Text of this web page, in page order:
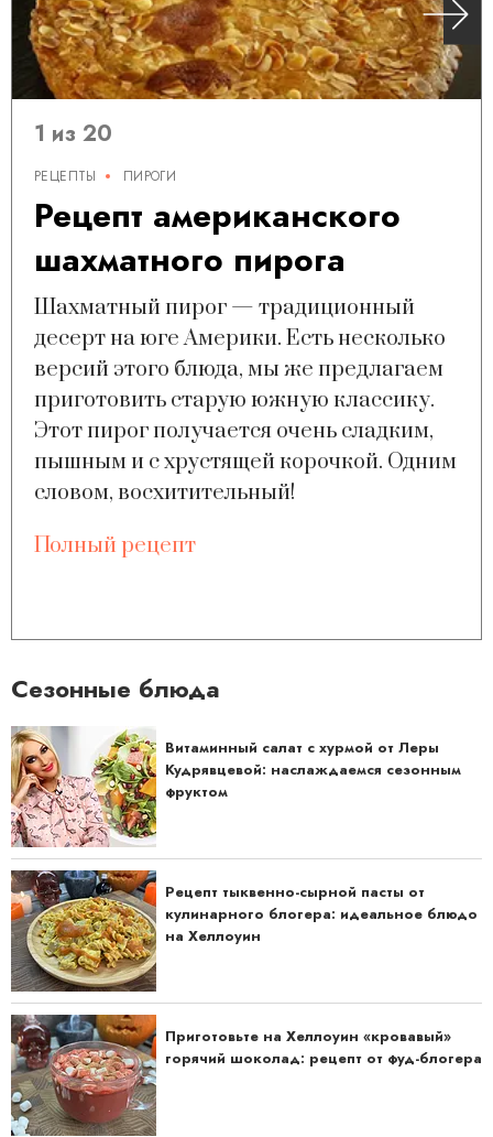
1 из 20
РЕЦЕПТЫ ПИРОГИ
Рецепт американского
шахматного пирога
Шахматный пирог — традиционный
десерт на юге Америки. Есть несколько
версий этого блюда, мы же предлагаем
приготовить старую южную классику.
Этот пирог получается очень сладким,
пышным и с хрустящей корочкой. Одним
словом, восхитительный!
Полный рецепт
Сезонные блюда
Витаминный салат с хурмой от Леры
Кудрявцевой: наслаждаемся сезонным
фруктом
Рецепт тыквенно-сырной пасты от
кулинарного блогера: идеальное блюдо
на Хеллоуин
Приготовьте на Хеллоуин «кровавый»
горячий шоколад: рецепт от фуд-блогера